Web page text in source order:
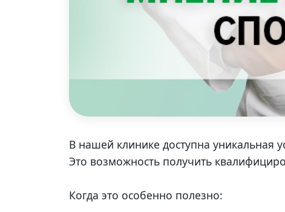
В нашей клинике доступна уникальная
Это возможность получить
Когда это особенно полезно: